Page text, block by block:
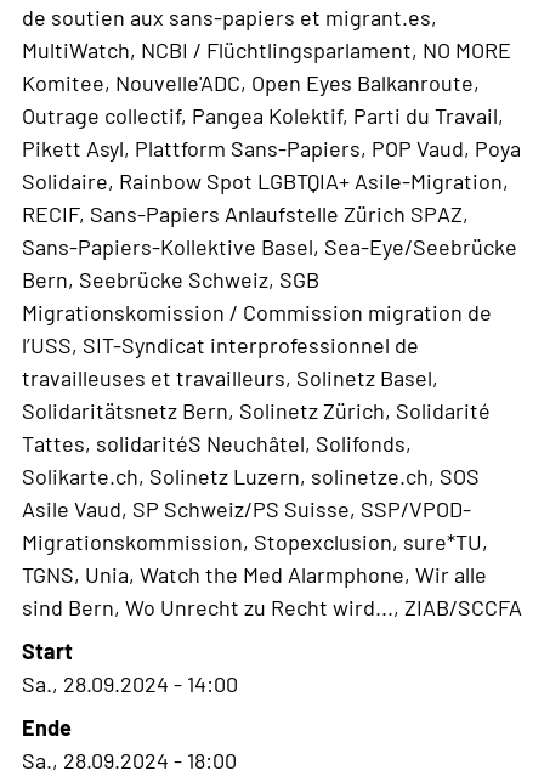
de soutien aux sans-papiers et migrant.es,
MultiWatch, NCBI / Flüchtlingsparlament, NO MORE
Komitee, Nouvelle'ADC, Open Eyes Balkanroute,
Outrage collectif, Pangea Kolektif, Parti du Travail,
Pikett Asyl, Plattform Sans-Papiers, POP Vaud, Poya
Solidaire, Rainbow Spot LGBTQIA+ Asile-Migration,
RECIF, Sans-Papiers Anlaufstelle Zürich SPAZ,
Sans-Papiers-Kollektive Basel, Sea-Eye/Seebrücke
Bern, Seebrücke Schweiz, SGB
Migrationskomission / Commission migration de
l’USS, SIT-Syndicat interprofessionnel de
travailleuses et travailleurs, Solinetz Basel,
Solidaritätsnetz Bern, Solinetz Zürich, Solidarité
Tattes, solidaritéS Neuchâtel, Solifonds,
Solikarte.ch, Solinetz Luzern, solinetze.ch, SOS
Asile Vaud, SP Schweiz/PS Suisse, SSP/VPOD-
Migrationskommission, Stopexclusion, sure*TU,
TGNS, Unia, Watch the Med Alarmphone, Wir alle
sind Bern, Wo Unrecht zu Recht wird..., ZIAB/SCCFA
Start
Sa., 28.09.2024 - 14:00
Ende
Sa., 28.09.2024 - 18:00